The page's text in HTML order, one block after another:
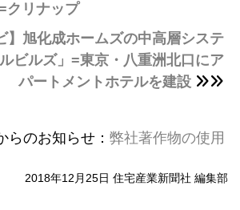
クリナップ
】旭化成ホームズの中高層システ
ビルズ」=東京・八重洲北口にア
パートメントホテルを建設
らのお知らせ： 弊社著作物の使用
2018年12月25日 住宅産業新聞社 編集部